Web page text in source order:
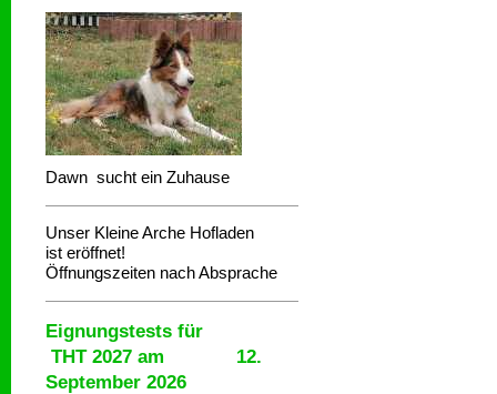
Dawn sucht ein Zuhause
Unser Kleine Arche Hofladen
ist eröffnet!
Öffnungszeiten nach Absprache
Eignungstests für
THT 2027 am 12.
September 2026